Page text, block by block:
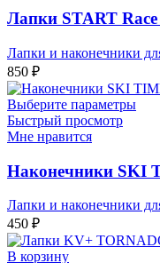
Лапки START
Лапки и наконечники
850 ₽
Выберите параметры
Быстрый просмотр
Мне нравится
Наконечники SKI
Лапки и наконечники
450 ₽
В корзину